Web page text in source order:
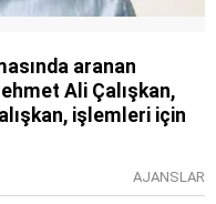
aranan
Ali Çalışkan,
işlemleri için
AJANSLAR